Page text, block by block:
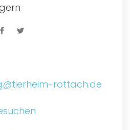
rottach.de